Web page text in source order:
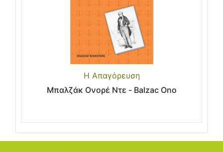
Η Απαγόρευση
Μπαλζάκ Ονορέ Ντε - Balzac Ono